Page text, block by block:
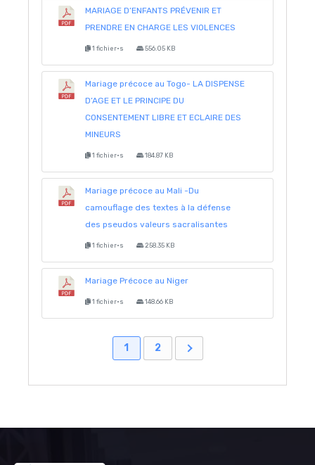
MARIAGE D’ENFANTS PRÉVENIR ET
PRENDRE EN CHARGE LES VIOLENCES
1 fichier·s 556.05 KB
Mariage précoce au Togo- LA DISPENSE
D’AGE ET LE PRINCIPE DU
CONSENTEMENT LIBRE ET ECLAIRE DES
MINEURS
1 fichier·s 184.87 KB
Mariage précoce au Mali -Du
camouflage des textes à la défense
des pseudos valeurs sacralisantes
1 fichier·s 258.35 KB
Mariage Précoce au Niger
1 fichier·s 148.66 KB
1 2